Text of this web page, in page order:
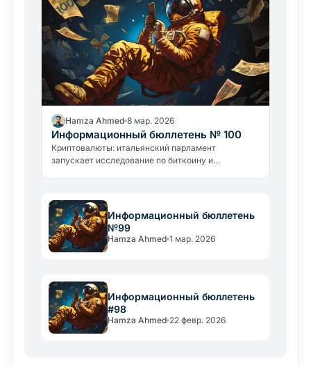
Hamza Ahmed 8 мар. 2026
Информационный бюллетень № 100
Криптовалюты: итальянский парламент
запускает исследование по биткоину и
Информационный бюллетень
№99
Hamza Ahmed 1 мар. 2026
Информационный бюллетень
#98
Hamza Ahmed 22 февр. 2026